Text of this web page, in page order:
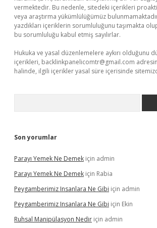
vermektedir. Bu nedenle, sitedeki içerikleri
veya araştırma yükümlülüğümüz
yazdıkları içeriklerin sorumluluğunu taşımakta
bu sorumluluğu kabul etmiş sayılırlar.
Hukuka ve yasal düzenlemelere aykırı olduğunu
içerikleri, backlinkpanelicomtr@gmail.com
halinde, ilgili içerikler yasal süre içerisinde
Son yorumlar
Parayı Yemek Ne Demek için admin
Parayı Yemek Ne Demek için Rabia
Peygamberimiz Insanlara Ne Gibi için admin
Peygamberimiz Insanlara Ne Gibi için Ekin
Ruhsal Manipülasyon Nedir için admin